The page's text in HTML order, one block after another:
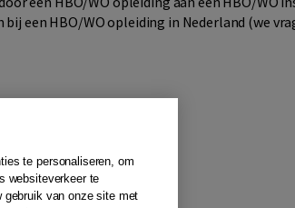
een HBO/WO opleiding in Nederland (we
te personaliseren, om
websiteverkeer te
gebruik van onze site met